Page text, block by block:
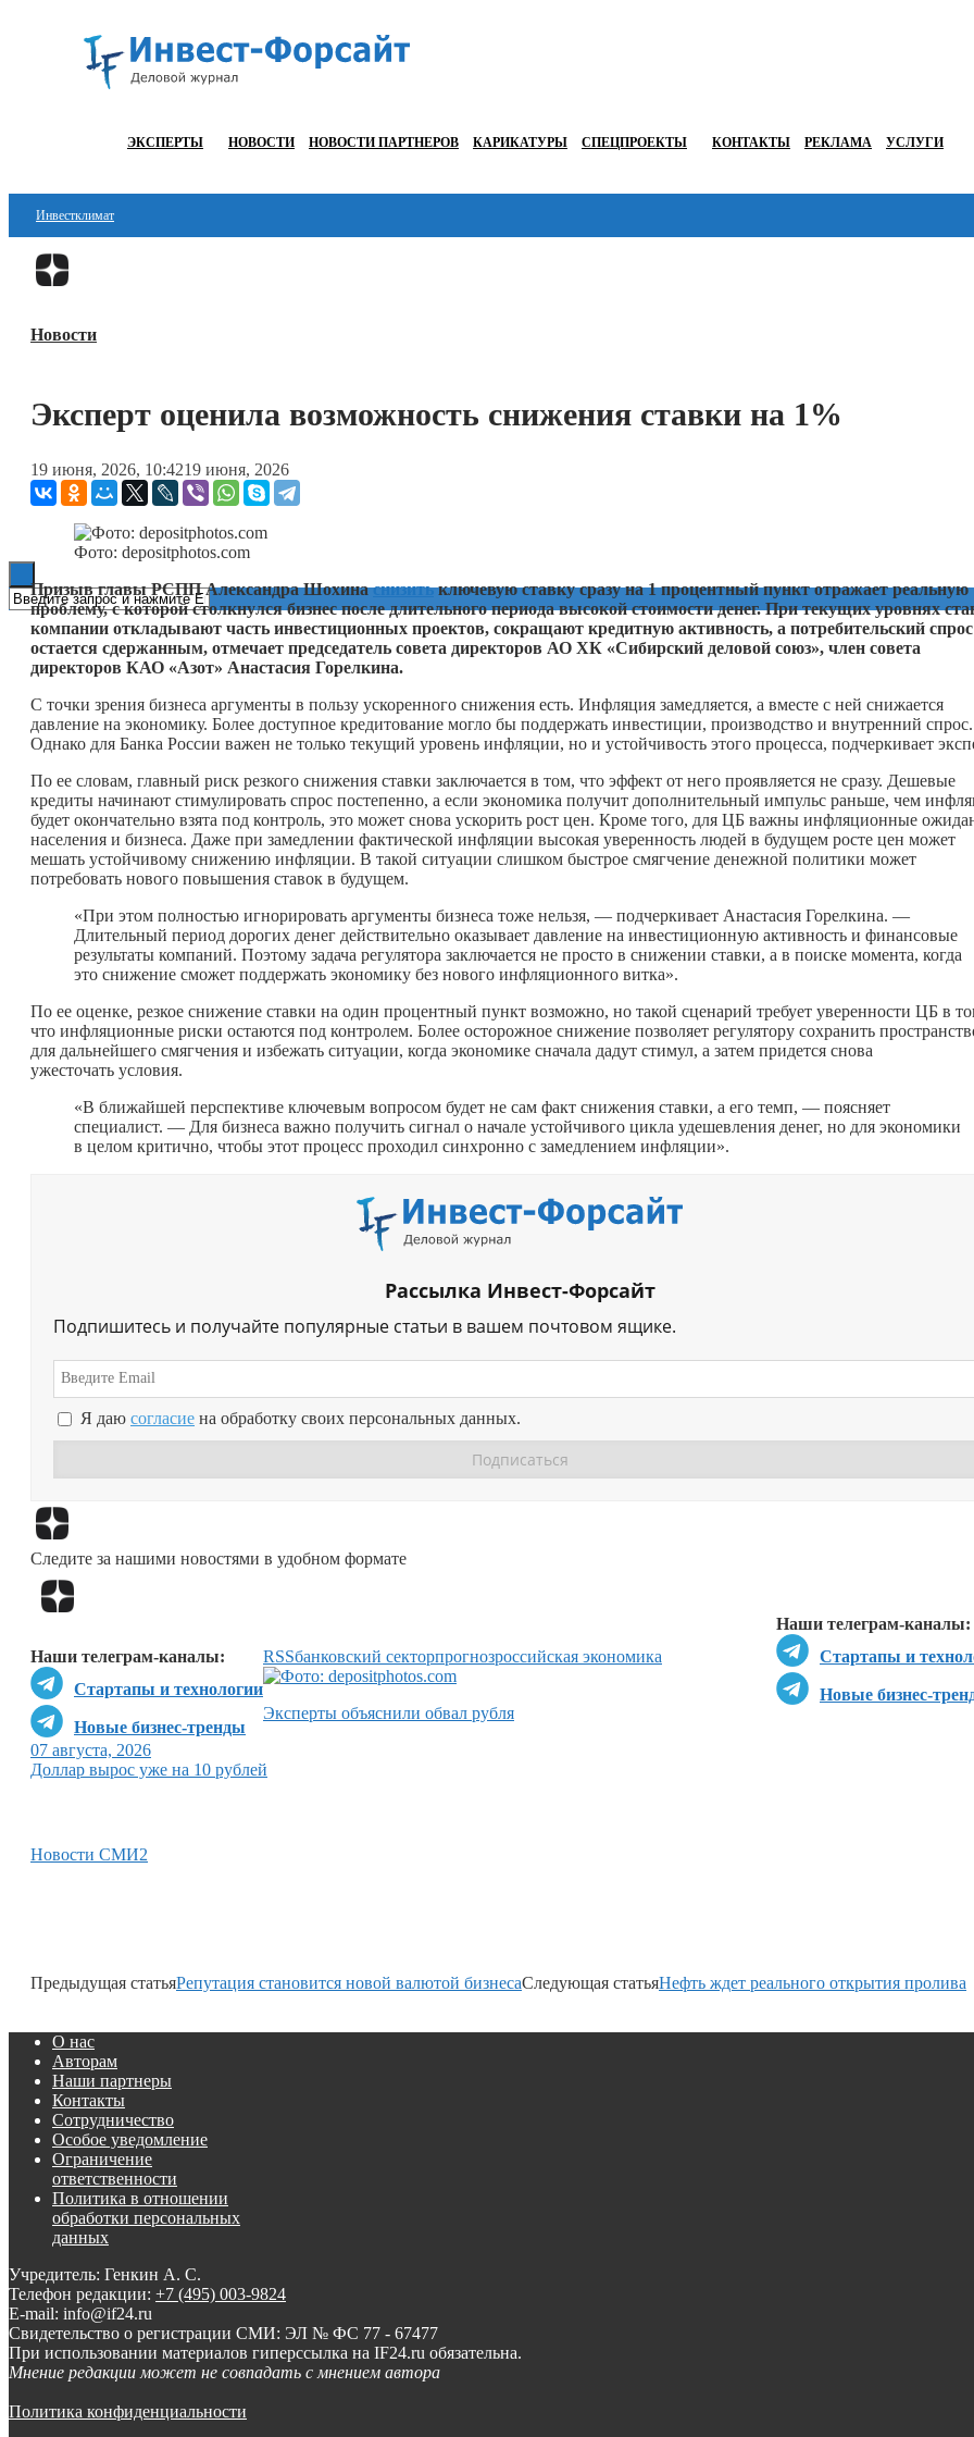
ЭКСПЕРТЫ НОВОСТИ НОВОСТИ ПАРТНЕРОВ КАРИКАТУРЫ СПЕЦПРОЕКТЫ КОНТАКТЫ РЕКЛАМА УСЛУГИ
Инвестклимат
Финансы
Блокчейн
ESG
Новости
Эксперт оценила возможность снижения ставки на 1%
19 июня, 2026, 10:4219 июня, 2026
Фото: depositphotos.com
Призыв главы РСПП Александра Шохинаснизитьключевую ставку сразу на 1 процентный пункт отражает реальную
проблему, с которой столкнулся бизнес после длительного периода высокой стоимости денег. При текущих уровнях
компании откладывают часть инвестиционных проектов, сокращают кредитную активность, а потребительский спрос
остается сдержанным, отмечает председатель совета директоров АО ХК «Сибирский деловой союз», член совета
директоров КАО «Азот» Анастасия Горелкина.
С точки зрения бизнеса аргументы в пользу ускоренного снижения есть. Инфляция замедляется, а вместе с ней снижается
давление на экономику. Более доступное кредитование могло бы поддержать инвестиции, производство и внутренний спрос.
Однако для Банка России важен не только текущий уровень инфляции, но и устойчивость этого процесса, подчеркивает
По ее словам, главный риск резкого снижения ставки заключается в том, что эффект от него проявляется не сразу. Дешевые
кредиты начинают стимулировать спрос постепенно, а если экономика получит дополнительный импульс раньше, чем
будет окончательно взята под контроль, это может снова ускорить рост цен. Кроме того, для ЦБ важны инфляционные
населения и бизнеса. Даже при замедлении фактической инфляции высокая уверенность людей в будущем росте цен может
мешать устойчивому снижению инфляции. В такой ситуации слишком быстрое смягчение денежной политики может
потребовать нового повышения ставок в будущем.
«При этом полностью игнорировать аргументы бизнеса тоже нельзя, — подчеркивает Анастасия Горелкина. —
Длительный период дорогих денег действительно оказывает давление на инвестиционную активность и финансовые
результаты компаний. Поэтому задача регулятора заключается не просто в снижении ставки, а в поиске момента, когда
это снижение сможет поддержать экономику без нового инфляционного витка».
По ее оценке, резкое снижение ставки на один процентный пункт возможно, но такой сценарий требует уверенности ЦБ в
что инфляционные риски остаются под контролем. Более осторожное снижение позволяет регулятору сохранить
для дальнейшего смягчения и избежать ситуации, когда экономике сначала дадут стимул, а затем придется снова
ужесточать условия.
«В ближайшей перспективе ключевым вопросом будет не сам факт снижения ставки, а его темп, — поясняет
специалист. — Для бизнеса важно получить сигнал о начале устойчивого цикла удешевления денег, но для экономики
в целом критично, чтобы этот процесс проходил синхронно с замедлением инфляции».
Рассылка Инвест-Форсайт
Подпишитесь и получайте популярные статьи в вашем почтовом ящике.
Я даю согласие на обработку своих персональных данных.
Следите за нашими новостями в удобном формате
Наши телеграм-каналы:
Стартапы и
Новые бизнес-
Наши телеграм-каналы:
Стартапы и технологии
Новые бизнес-тренды
RSSбанковский секторпрогнозроссийская экономика
Эксперты объяснили обвал рубля
07 августа, 2026
Доллар вырос уже на 10 рублей
Новости СМИ2
Предыдущая статьяРепутация становится новой валютой бизнесаСледующая статьяНефть ждет реального открытия пролива
О нас
Авторам
Наши партнеры
Контакты
Сотрудничество
Особое уведомление
Ограничение
ответственности
Политика в отношении
обработки персональных
данных
Учредитель: Генкин А. С.
Телефон редакции: +7 (495) 003-9824
E-mail: info@if24.ru
Свидетельство о регистрации СМИ: ЭЛ № ФС 77 - 67477
При использовании материалов гиперссылка на IF24.ru обязательна.
Мнение редакции может не совпадать с мнением автора
Политика конфиденциальности